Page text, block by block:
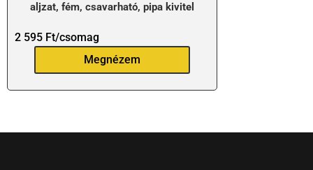
aljzat, fém, csavarható, pipa kivitel
2 595 Ft/csomag
Megnézem